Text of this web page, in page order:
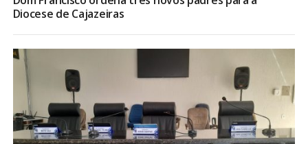
Diocese de Cajazeiras